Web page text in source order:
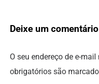
Deixe um comentário
O seu endereço de e-
obrigatórios são